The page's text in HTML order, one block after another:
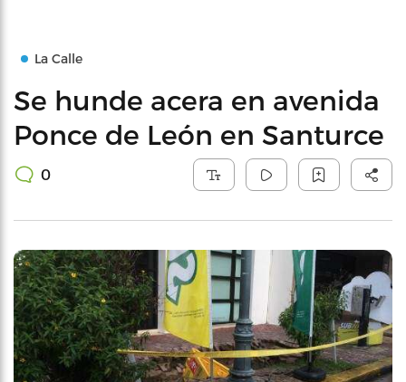
La Calle
Se hunde acera en avenida
Ponce de León en Santurce
0